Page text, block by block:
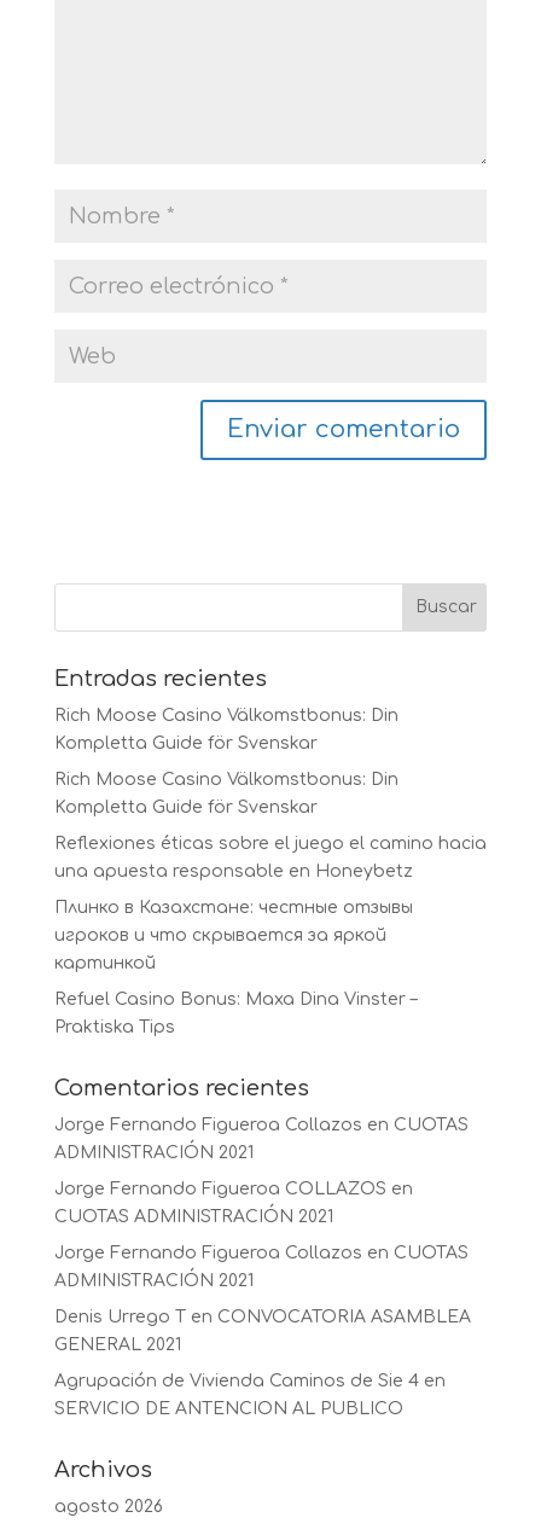
Entradas recientes
Rich Moose Casino Välkomstbonus: Din
Kompletta Guide för Svenskar
Rich Moose Casino Välkomstbonus: Din
Kompletta Guide för Svenskar
Reflexiones éticas sobre el juego el camino hacia
una apuesta responsable en Honeybetz
Плинко в Казахстане: честные отзывы
игроков и что скрывается за яркой
картинкой
Refuel Casino Bonus: Maxa Dina Vinster –
Praktiska Tips
Comentarios recientes
Jorge Fernando Figueroa Collazos en CUOTAS
ADMINISTRACIÓN 2021
Jorge Fernando Figueroa COLLAZOS en
CUOTAS ADMINISTRACIÓN 2021
Jorge Fernando Figueroa Collazos en CUOTAS
ADMINISTRACIÓN 2021
Denis Urrego T
en CONVOCATORIA ASAMBLEA
GENERAL 2021
Agrupación de Vivienda Caminos de Sie 4en
SERVICIO DE ANTENCION AL PUBLICO
Archivos
agosto 2026